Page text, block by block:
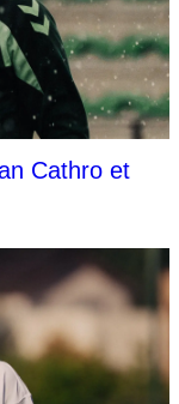
Cathro et